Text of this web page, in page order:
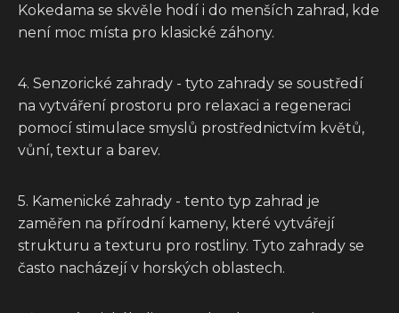
Kokedama se skvěle hodí i do menších zahrad, kde
není moc místa pro klasické záhony.
4. Senzorické zahrady - tyto zahrady se soustředí
na vytváření prostoru pro relaxaci a regeneraci
pomocí stimulace smyslů prostřednictvím květů,
vůní, textur a barev.
5. Kamenické zahrady - tento typ zahrad je
zaměřen na přírodní kameny, které vytvářejí
strukturu a texturu pro rostliny. Tyto zahrady se
často nacházejí v horských oblastech.